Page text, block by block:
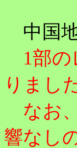
中国
1部の
りまし
なお
響なし